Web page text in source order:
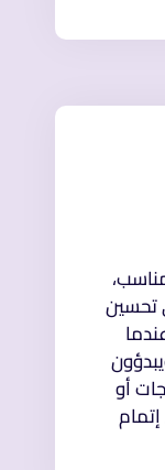
تحسين
أو